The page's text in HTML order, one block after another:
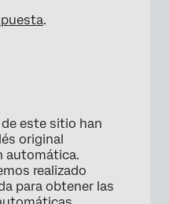
.
este sitio han
original
automática.
realizado
para obtener las